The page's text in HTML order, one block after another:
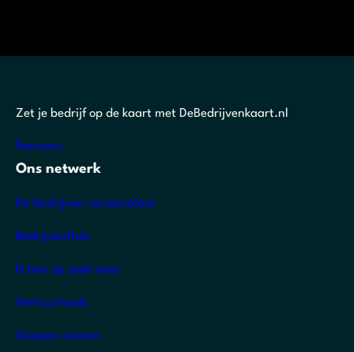
Zet je bedrijf op de kaart met DeBedrijvenkaart.nl
Partners
Ons netwerk
De bedrijven verzamelaar
BedrijvenHub
Ik ben op zoek naar
Verhuurloods
Gewoon-wonen